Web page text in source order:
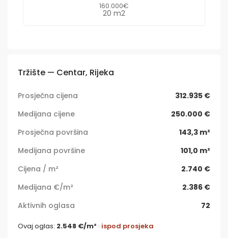
160.000€
20 m2
Tržište — Centar, Rijeka
Prosječna cijena
312.935 €
Medijana cijene
250.000 €
Prosječna površina
143,3 m²
Medijana površine
101,0 m²
Cijena / m²
2.740 €
Medijana €/m²
2.386 €
Aktivnih oglasa
72
Ovaj oglas: 2.548 €/m² · ispod prosjeka